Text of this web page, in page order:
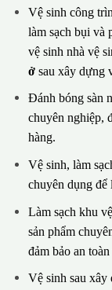
Vệ sinh công
làm sạch bụi và
vệ sinh nhà vệ
ởsau xây dựng
Đánh bóng sàn
chuyên nghiệp,
hàng.
Vệ sinh, làm
chuyên dụng để
Làm sạch khu
sản phẩm
đảm bảo an
Vệ sinh sau